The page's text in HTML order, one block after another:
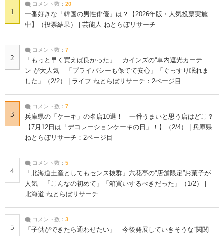
1
コメント数： 20
一番好きな「韓国の男性俳優」は？【2026年版・人気投票実施
中】（投票結果） | 芸能人 ねとらぼリサーチ
2
コメント数： 7
「もっと早く買えば良かった」 カインズの“車内遮光カーテ
ン”が大人気 「プライバシーも保てて安心」「ぐっすり眠れま
した」（2/2） | ライフ ねとらぼリサーチ：2ページ目
3
コメント数： 7
兵庫県の「ケーキ」の名店10選！ 一番うまいと思う店はどこ？
【7月12日は「デコレーションケーキの日」！】（2/4） | 兵庫県
ねとらぼリサーチ：2ページ目
4
コメント数： 5
「北海道土産としてもセンス抜群」六花亭の“店舗限定”お菓子が
人気 「こんなの初めて」「箱買いするべきだった」（1/2） |
北海道 ねとらぼリサーチ
5
コメント数： 3
「子供ができたら通わせたい」 今後発展していきそうな“関関